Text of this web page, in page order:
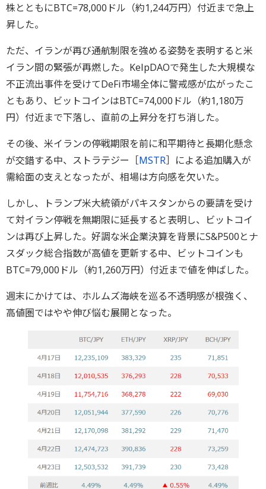
株とともにBTC=78,000ドル（約1,244万円）付近まで急上
昇した。
ただ、イランが再び通航制限を強める姿勢を表明すると米
イラン間の緊張が再燃した。KelpDAOで発生した大規模な
不正流出事件を受けてDeFi市場全体に警戒感が広がったこ
ともあり、ビットコインはBTC=74,000ドル（約1,180万
円）付近まで下落し、直前の上昇分を打ち消した。
その後、米イランの停戦期限を前に和平期待と長期化懸念
が交錯する中、ストラテジー［MSTR］による追加購入が
需給面の支えとなったが、相場は方向感を欠いた。
しかし、トランプ米大統領がパキスタンからの要請を受け
て対イラン停戦を無期限に延長すると表明し、ビットコイ
ンは再び上昇した。好調な米企業決算を背景にS&P500とナ
スダック総合指数が高値を更新する中、ビットコインも
BTC=79,000ドル（約1,260万円）付近まで値を伸ばした。
週末にかけては、ホルムズ海峡を巡る不透明感が根強く、
高値圏ではやや伸び悩む展開となった。